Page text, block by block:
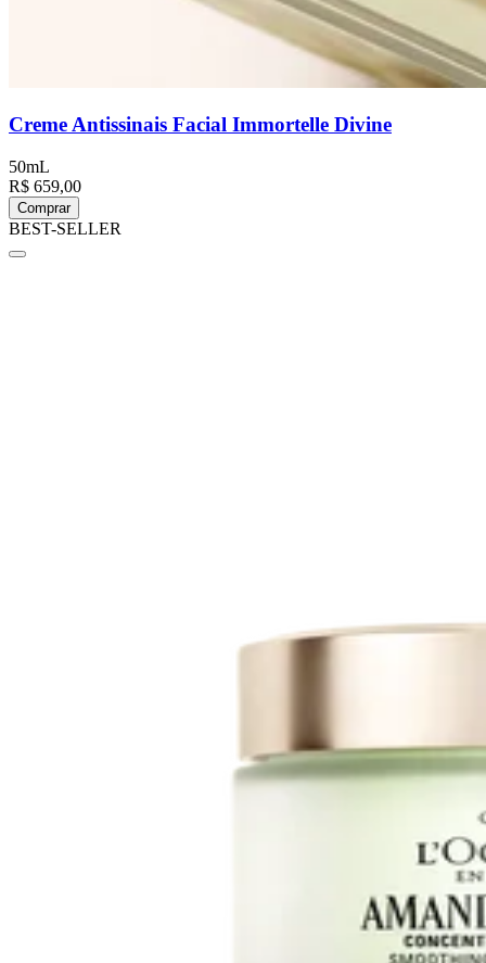
Creme Antissinais Facial Immortelle Divine
50mL
R$ 659,00
Comprar
BEST-SELLER